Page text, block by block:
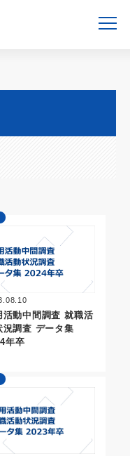
活動中間調査 就職活
況調査 データ集
年卒